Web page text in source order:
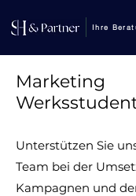
Ihre
Marketing
Unterstützen Sie
Team bei der
Kampagnen und